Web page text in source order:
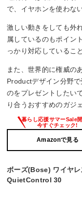
で、イヤホンを使わな
激しい動きをしても外
属しているのもポイン
っかり対応しているこ
また、世界的に権威の
Productデザイン分野
のをプレゼントしたい
り合うおすすめのガジ
Amazonで見る
ボーズ(Bose) ワイヤ
QuietControl 30